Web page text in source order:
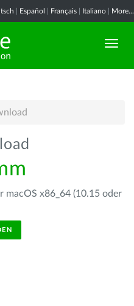
Español Français Italiano More...
x86_64 (10.15 oder